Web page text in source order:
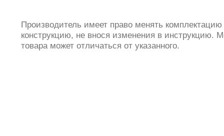
Производитель имеет право менять
конструкцию, не внося изменения в инструкцию.
товара может отличаться от указанного.